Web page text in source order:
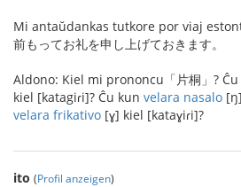
Mi antaŭdankas tutkore por viaj
前もってお礼を申し上げておきます。
Aldono: Kiel mi prononcu「片桐」?
kiel [katagiɾi]? Ĉu kun velara nasalo
velara frikativo [ɣ] kiel [kataɣiɾi]?
ito (Profil anzeigen)